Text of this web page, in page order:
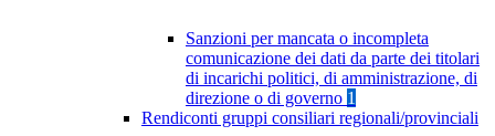
Sanzioni per mancata o incompleta
comunicazione dei dati da parte dei titolari
di incarichi politici, di amministrazione, di
direzione o di governo 1
Rendiconti gruppi consiliari regionali/provinciali